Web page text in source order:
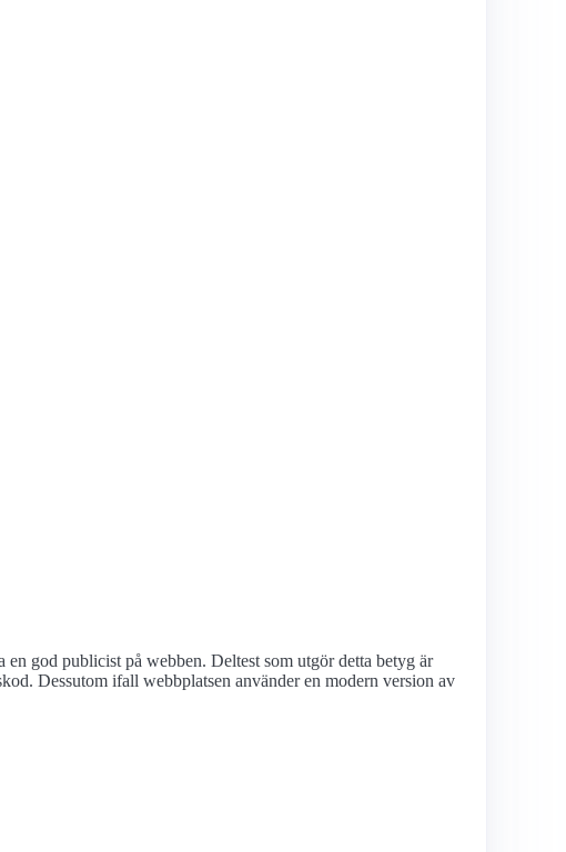
god publicist på webben. Deltest som utgör detta betyg är
Dessutom ifall webbplatsen använder en modern version av